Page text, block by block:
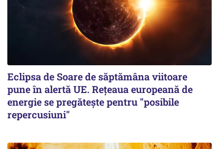
Eclipsa de Soare de săptămâna viitoare
pune în alertă UE. Rețeaua europeană de
energie se pregătește pentru "posibile
repercusiuni"